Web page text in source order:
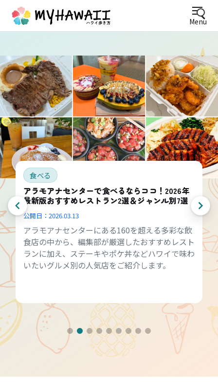
Menu
食べる
アラモアナセンターで食べるならココ！2026年
最新版おすすめレストラン2選＆ジャンル別7選
公開日： 2026.03.13
アラモアナセンターにある160を超える多彩な飲
食店の中から、編集部が厳選したおすすめレスト
ランに加え、ステーキやポケ丼などハワイで味わ
いたいグルメ別の人気店をご紹介します。